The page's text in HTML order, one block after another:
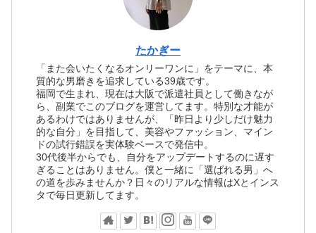
たかぎー
「また会いたくなるオンリーワンに」をテーマに、本
質的な男磨きを追求している39歳です。
福岡で生まれ、現在は大阪で派遣社員として働きなが
ら、副業でこのブログを運営してます。特別な才能が
あるわけではありませんが、「昨日より少しだけ魅力
的な自分」を目指して、美容やファッション、マイン
ドの試行錯誤を実体験ベースで発信中。
30代後半からでも、自分をアップデートするのに遅す
ぎることはありません。僕と一緒に「選ばれる男」へ
の道を歩みませんか？日々のリアルな情報はXとインス
タで毎日更新してます。